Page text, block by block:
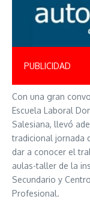
PUBLICIDAD
Con una gran
Escuela Laboral
Salesiana, llevó
tradicional jornada
dar a conocer el
aulas-taller de la
Secundario y
Profesional.